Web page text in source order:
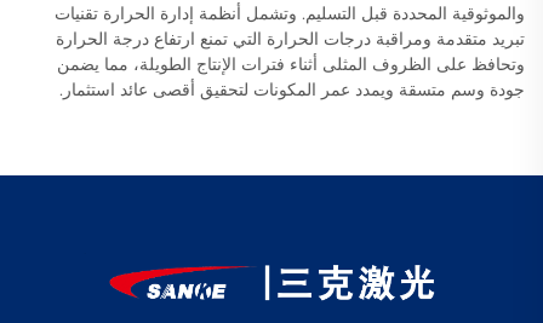
والموثوقية المحددة قبل التسليم. وتشمل أنظمة إدارة الحرارة تقنيات
تبريد متقدمة ومراقبة درجات الحرارة التي تمنع ارتفاع درجة الحرارة
وتحافظ على الظروف المثلى أثناء فترات الإنتاج الطويلة، مما يضمن
جودة وسم متسقة ويمدد عمر المكونات لتحقيق أقصى عائد استثمار.